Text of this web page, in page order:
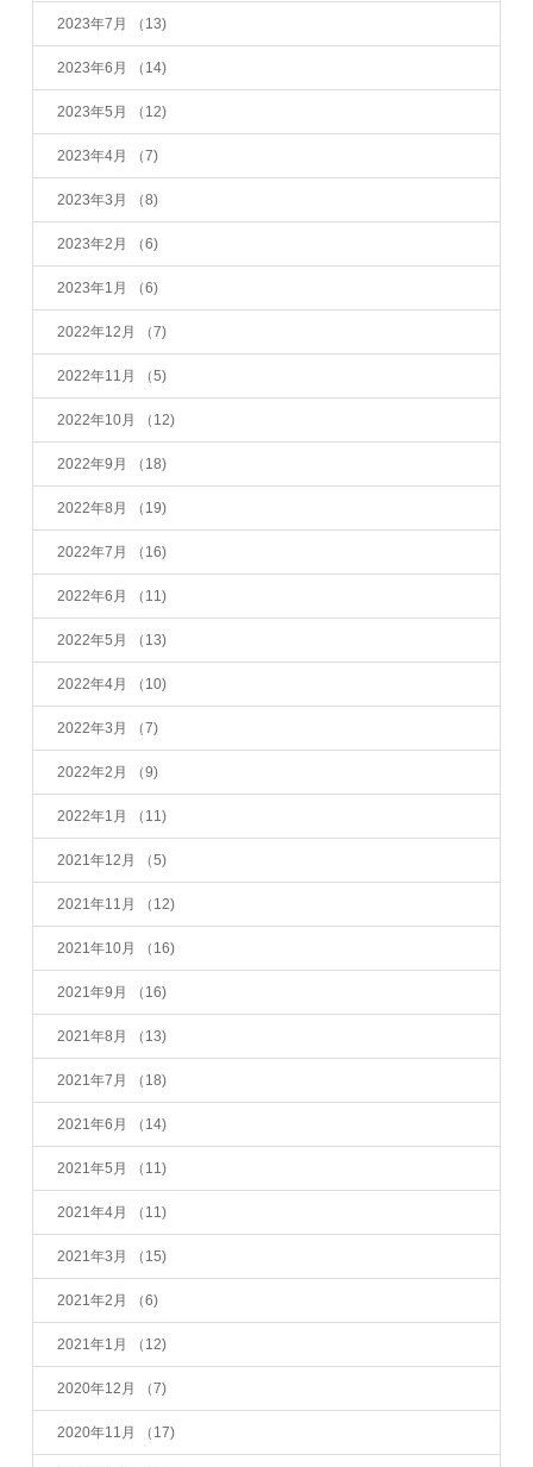
2023年7月 （13)
2023年6月 （14)
2023年5月 （12)
2023年4月 （7)
2023年3月 （8)
2023年2月 （6)
2023年1月 （6)
2022年12月 （7)
2022年11月 （5)
2022年10月 （12)
2022年9月 （18)
2022年8月 （19)
2022年7月 （16)
2022年6月 （11)
2022年5月 （13)
2022年4月 （10)
2022年3月 （7)
2022年2月 （9)
2022年1月 （11)
2021年12月 （5)
2021年11月 （12)
2021年10月 （16)
2021年9月 （16)
2021年8月 （13)
2021年7月 （18)
2021年6月 （14)
2021年5月 （11)
2021年4月 （11)
2021年3月 （15)
2021年2月 （6)
2021年1月 （12)
2020年12月 （7)
2020年11月 （17)